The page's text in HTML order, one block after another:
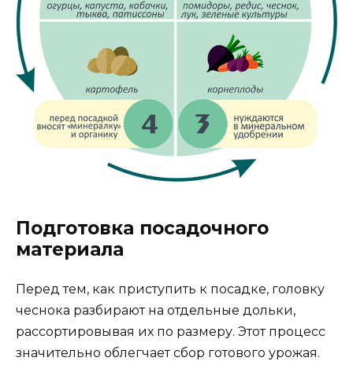
Подготовка посадочного
материала
Перед тем, как приступить к посадке, головку
чеснока разбирают на отдельные дольки,
рассортировывая их по размеру. Этот процесс
значительно облегчает сбор готового урожая.